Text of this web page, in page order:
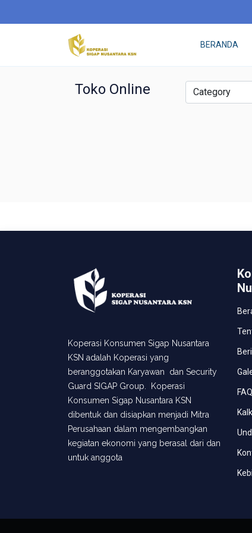
BERANDA
Toko Online
Koperasi Konsumen Sigap Nusantara
KSN adalah Koperasi yang
beranggotakan Karyawan dan Security
Guard SIGAP Group. Koperasi
Konsumen Sigap Nusantara KSN
dibentuk dan disiapkan menjadi Mitra
Perusahaan dalam mengembangkan
kegiatan ekonomi yang berasal dari dan
untuk anggota
FAQ